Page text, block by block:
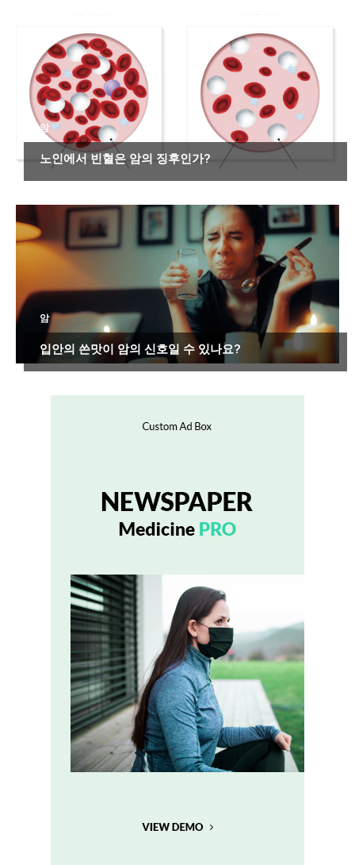
암
노인에서 빈혈은 암의 징후인가?
암
입안의 쓴맛이 암의 신호일 수 있나요?